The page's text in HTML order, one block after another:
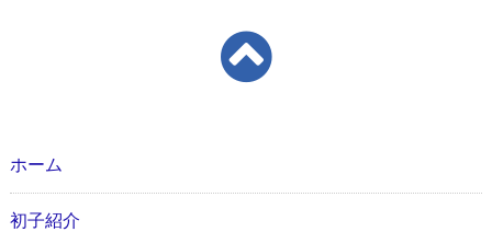
ホーム
初子紹介